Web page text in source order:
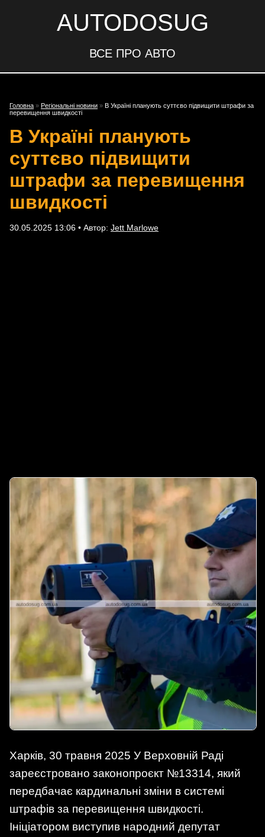
AUTODOSUG
ВСЕ ПРО АВТО
Головна » Регіональні новини » В Україні планують суттєво підвищити штрафи за
перевищення швидкості
В Україні планують
суттєво підвищити
штрафи за перевищення
швидкості
30.05.2025 13:06 • Автор: Jett Marlowe
Харків, 30 травня 2025 У Верховній Раді
зареєстровано законопроєкт №13314, який
передбачає кардинальні зміни в системі
штрафів за перевищення швидкості.
Ініціатором виступив народний депутат